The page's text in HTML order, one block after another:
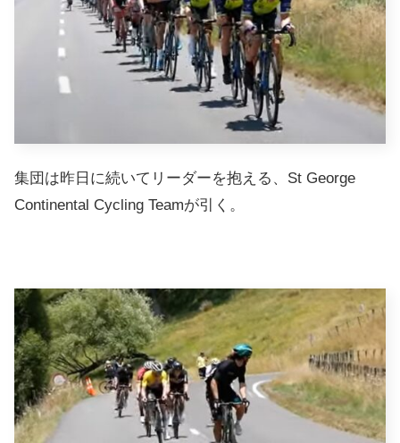
集団は昨日に続いてリーダーを抱える、St George
Continental Cycling Teamが引く。